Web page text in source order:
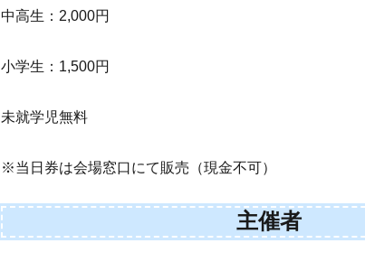
中高生：2,000円
小学生：1,500円
未就学児無料
※当日券は会場窓口にて販売（現金不可）
主催者